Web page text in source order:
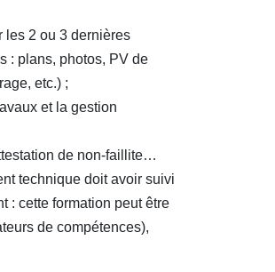
les 2 ou 3 dernières
: plans, photos, PV de
etc.) ;
et la gestion
de non-faillite…
technique doit avoir suivi
: cette formation peut être
de compétences),